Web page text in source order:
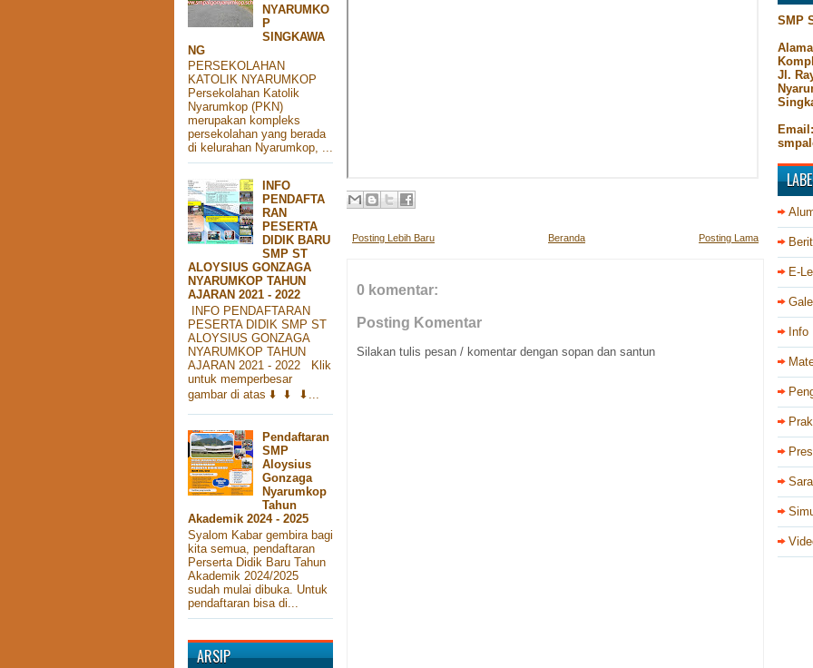
NYARUMKO
P
SINGKAWA
NG
PERSEKOLAHAN
KATOLIK NYARUMKOP
Persekolahan Katolik
Nyarumkop (PKN)
merupakan kompleks
persekolahan yang berada
di kelurahan Nyarumkop, ...
INFO
PENDAFTA
RAN
PESERTA
DIDIK BARU
SMP ST
ALOYSIUS GONZAGA
NYARUMKOP TAHUN
AJARAN 2021 - 2022
INFO PENDAFTARAN
PESERTA DIDIK SMP ST
ALOYSIUS GONZAGA
NYARUMKOP TAHUN
AJARAN 2021 - 2022 Klik
untuk memperbesar
gambar di atas ⬇️ ⬇️ ⬇...
Pendaftaran
SMP
Aloysius
Gonzaga
Nyarumkop
Tahun
Akademik 2024 - 2025
Syalom Kabar gembira bagi
kita semua, pendaftaran
Perserta Didik Baru Tahun
Akademik 2024/2025
sudah mulai dibuka. Untuk
pendaftaran bisa di...
ARSIP
Posting Lebih Baru Posting Lama
Beranda
0 komentar:
Posting Komentar
Silakan tulis pesan / komentar dengan sopan dan santun
SMP
Jl.
Email:
E-
Info